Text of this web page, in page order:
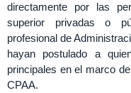
directamente por las
superior privadas o
profesional de
hayan postulado a
principales en el marco
CPAA.